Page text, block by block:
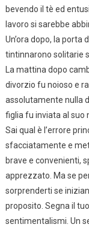
bevendo il tè ed
lavoro si sarebbe
Un’ora dopo, la porta
tintinnarono solitarie
La mattina dopo
divorzio fu noioso e
assolutamente nulla
figlia fu inviata al suo
Sai qual è l’errore
sfacciatamente e
brave e convenienti,
apprezzato. Ma se
sorprenderti se
proposito. Segna il
sentimentalismi. Un